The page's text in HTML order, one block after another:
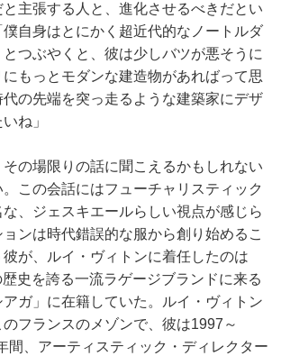
主張する人と、進化させるべきだとい
僕自身はとにかく超近代的なノートルダ
つぶやくと、彼は少しバツが悪そうに
もっとモダンな建造物があればって思
の先端を突っ走るような建築家にデザ
ね」
の場限りの話に聞こえるかもしれない
この会話にはフューチャリスティック
、ジェスキエールらしい視点が感じら
ンは時代錯誤的な服から創り始めるこ
が、ルイ・ヴィトンに着任したのは
史を誇る一流ラゲージブランドに来る
ガ」に在籍していた。ルイ・ヴィトン
フランスのメゾンで、彼は1997～
間、アーティスティック・ディレクター